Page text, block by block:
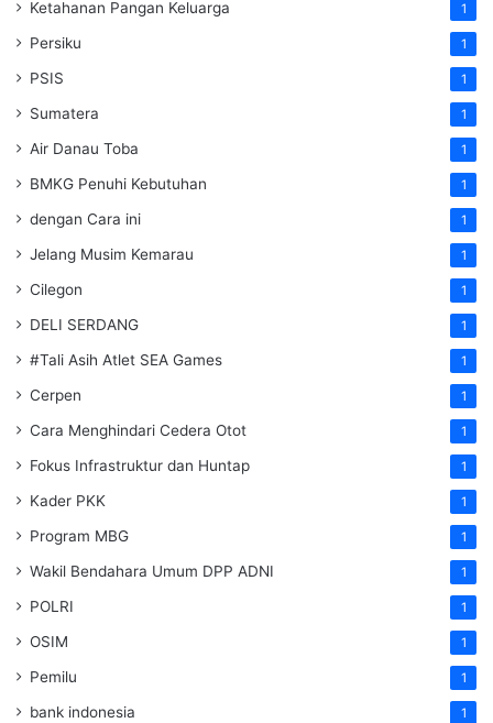
Ketahanan Pangan Keluarga 1
Persiku 1
PSIS 1
Sumatera 1
Air Danau Toba 1
BMKG Penuhi Kebutuhan 1
dengan Cara ini 1
Jelang Musim Kemarau 1
Cilegon 1
DELI SERDANG 1
#Tali Asih Atlet SEA Games 1
Cerpen 1
Cara Menghindari Cedera Otot 1
Fokus Infrastruktur dan Huntap 1
Kader PKK 1
Program MBG 1
Wakil Bendahara Umum DPP ADNI 1
POLRI 1
OSIM 1
Pemilu 1
bank indonesia 1